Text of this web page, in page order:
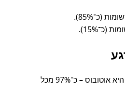
הדרך המועדפת כרגע היא אוטובוס – כ־97% מכל